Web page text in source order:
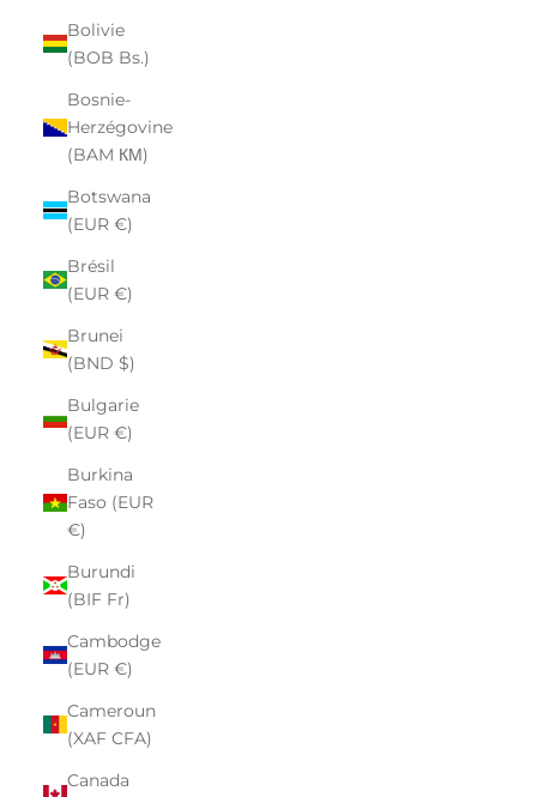
Bolivie
(BOB Bs.)
Bosnie-
Herzégovine
(BAM КМ)
Botswana
(EUR €)
Brésil
(EUR €)
Brunei
(BND $)
Bulgarie
(EUR €)
Burkina
Faso (EUR
€)
Burundi
(BIF Fr)
Cambodge
(EUR €)
Cameroun
(XAF CFA)
Canada